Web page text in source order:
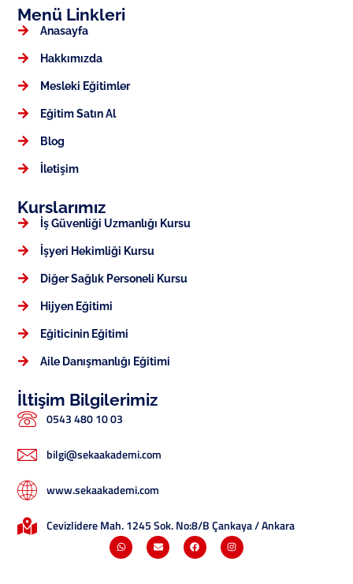
Menü Linkleri
Anasayfa
Hakkımızda
Mesleki Eğitimler
Eğitim Satın Al
Blog
İletişim
Kurslarımız
İş Güvenliği Uzmanlığı Kursu
İşyeri Hekimliği Kursu
Diğer Sağlık Personeli Kursu
Hijyen Eğitimi
Eğiticinin Eğitimi
Aile Danışmanlığı Eğitimi
İltişim Bilgilerimiz
0543 480 10 03
bilgi@sekaakademi.com
www.sekaakademi.com
Cevizlidere Mah. 1245 Sok. No:8/B Çankaya / Ankara